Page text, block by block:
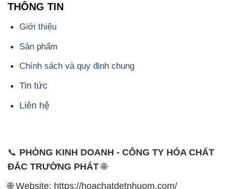
THÔNG TIN
Giới thiệu
Sản phẩm
Chính sách và quy định chung
Tin tức
Liên hệ
📞 PHÒNG KINH DOANH - CÔNG TY HÓA CHẤT
ĐẮC TRƯỜNG PHÁT🌐
🌐 Website: https://hoachatdetnhuom.com/